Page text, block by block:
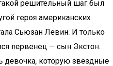
решительный шаг был
героя американских
Сьюзан Левин. И только
первенец — сын Экстон.
девочка, которую звёздные